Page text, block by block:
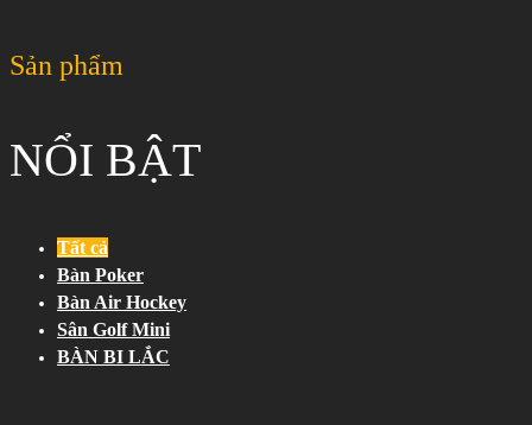
Sản phẩm
NỔI BẬT
Tất cả
Bàn Poker
Bàn Air Hockey
Sân Golf Mini
BÀN BI LẮC